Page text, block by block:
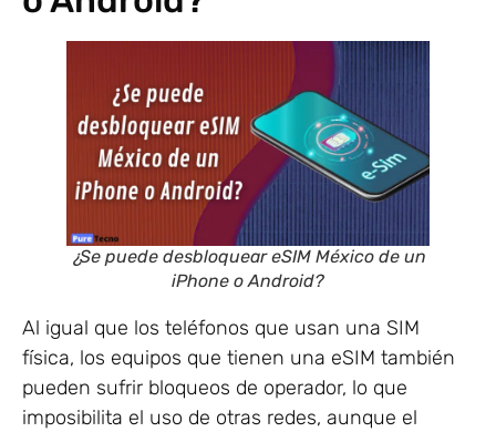
¿Se puede desbloquear eSIM México de un
iPhone o Android?
Al igual que los teléfonos que usan una SIM
física, los equipos que tienen una eSIM también
pueden sufrir bloqueos de operador, lo que
imposibilita el uso de otras redes, aunque el